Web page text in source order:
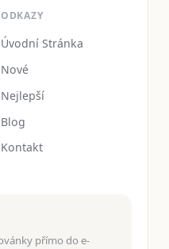
ODKAZY
Úvodní Stránka
Nové
Nejlepší
Blog
Kontakt
přímo do e-